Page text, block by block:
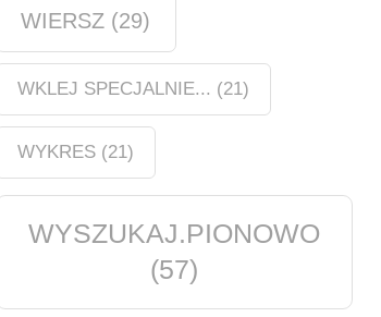
WIERSZ (29)
WKLEJ SPECJALNIE... (21)
WYKRES(21)
WYSZUKAJ.PIONOWO
(57)